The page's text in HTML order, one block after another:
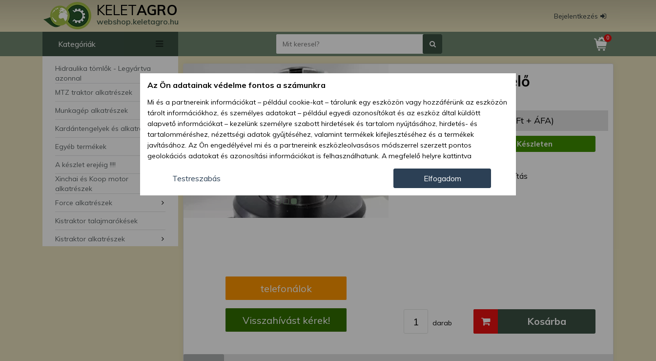
KELETAGRO
webshop.keletagro.hu
Bejelentkezés
Kategóriák
Hidraulika tömlők - Legyártva
azonnal
MTZ traktor alkatrészek
Munkagép alkatrészek
Kardántengelyek és alkatrészei
Egyéb termékek
A készlet erejéig !!!!
Xinchai és Koop motor
alkatrészek
Force alkatrészek
Kistraktor talajmarókések
Kistraktor alkatrészek
0
telefonálok
Visszahívást kérek!
Force 109 menetelő
hidromotor
Ár: 299 988 Ft (236 211 Ft + ÁFA)
Elérhetőség:
Készleten
Szállítás:
Szállítási mód:
Normál szállítás
darab Kosárba
Az Ön adatainak védelme fontos a számunkra
Mi és a partnereink információkat – például cookie-kat – tárolunk egy eszközön vagy hozzáférünk az eszközön
tárolt információkhoz, és személyes adatokat – például egyedi azonosítókat és az eszköz által küldött
alapvető információkat – kezelünk személyre szabott hirdetések és tartalom nyújtásához, hirdetés- és
tartalomméréshez, nézettségi adatok gyűjtéséhez, valamint termékek kifejlesztéséhez és a termékek
javításához. Az Ön engedélyével mi és a partnereink eszközleolvasásos módszerrel szerzett pontos
geolokációs adatokat és azonosítási információkat is felhasználhatunk. A megfelelő helyre kattintva
hozzájárulhat ahhoz, hogy mi és a partnereink a fent leírtak szerint adatkezelést végezzünk. Másik
lehetőségként a hozzájárulás megadása vagy elutasítása előtt részletesebb információkhoz juthat, és
megváltoztathatja beállításait. Felhívjuk figyelmét, hogy személyes adatainak bizonyos kezeléséhez nem
feltétlenül szükséges az Ön hozzájárulása, de jogában áll tiltakozni az ilyen jellegű adatkezelés ellen. A
beállításai csak erre a weboldalra érvényesek. Erre a webhelyre visszatérve vagy az adatvédelmi szabályzatunk
segítségével bármikor megváltoztathatja a beállításait.
Testreszabás Elfogadom